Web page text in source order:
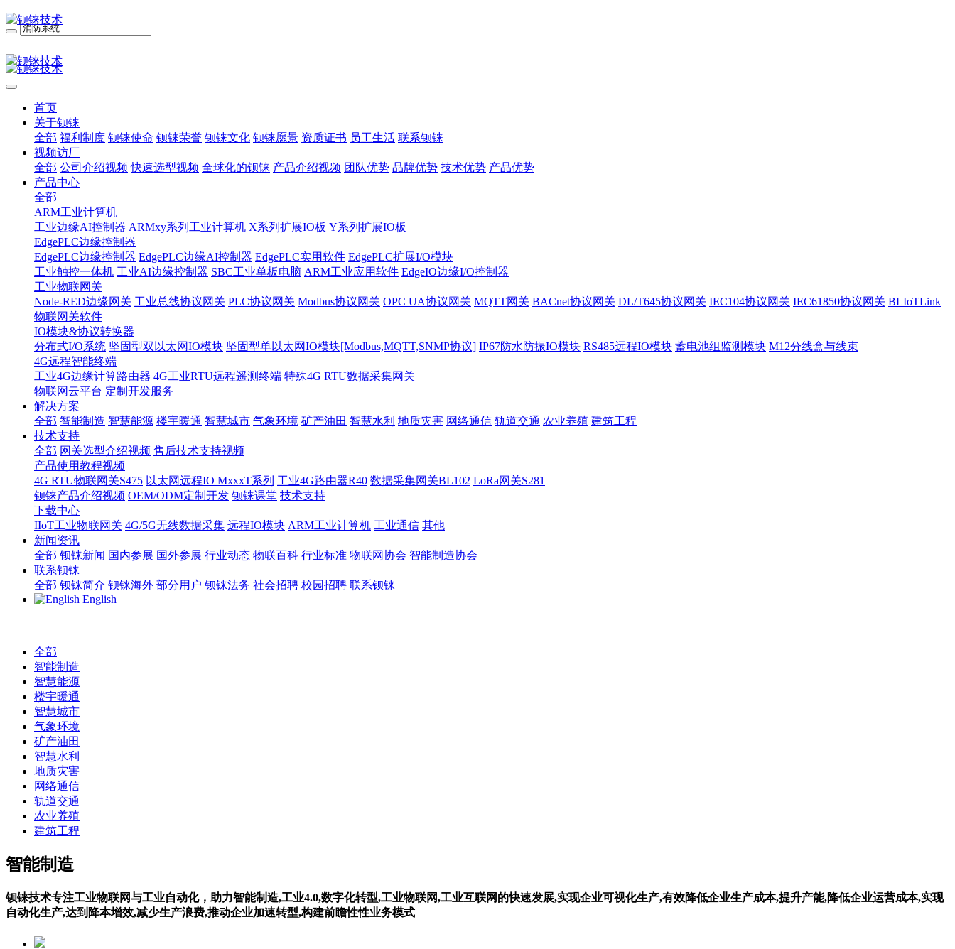
首页
关于钡铼
全部 福利制度 钡铼使命 钡铼荣誉 钡铼文化 钡铼愿景 资质证书 员工生活 联系钡铼
视频访厂
全部 公司介绍视频 快速选型视频 全球化的钡铼 产品介绍视频 团队优势 品牌优势 技术优势 产品优势
产品中心
全部
ARM工业计算机
工业边缘AI控制器 ARMxy系列工业计算机 X系列扩展IO板 Y系列扩展IO板
EdgePLC边缘控制器
EdgePLC边缘控制器 EdgePLC边缘AI控制器 EdgePLC实用软件 EdgePLC扩展I/O模块
工业触控一体机 工业AI边缘控制器 SBC工业单板电脑 ARM工业应用软件 EdgeIO边缘I/O控制器
工业物联网关
Node-RED边缘网关 工业总线协议网关 PLC协议网关 Modbus协议网关 OPC UA协议网关 MQTT网关 BACnet协议网关 DL/T645协议网关 IEC104协议网关 IEC61850协议网关 BLIoTLink
物联网关软件
IO模块&协议转换器
分布式I/O系统 坚固型双以太网IO模块 坚固型单以太网IO模块[Modbus,MQTT,SNMP协议] IP67防水防振IO模块 RS485远程IO模块 蓄电池组监测模块 M12分线盒与线束
4G远程智能终端
工业4G边缘计算路由器 4G工业RTU远程遥测终端 特殊4G RTU数据采集网关
物联网云平台 定制开发服务
解决方案
全部 智能制造 智慧能源 楼宇暖通 智慧城市 气象环境 矿产油田 智慧水利 地质灾害 网络通信 轨道交通 农业养殖 建筑工程
技术支持
全部 网关选型介绍视频 售后技术支持视频
产品使用教程视频
4G RTU物联网关S475 以太网远程IO MxxxT系列 工业4G路由器R40 数据采集网关BL102 LoRa网关S281
钡铼产品介绍视频 OEM/ODM定制开发 钡铼课堂 技术支持
下载中心
IIoT工业物联网关 4G/5G无线数据采集 远程IO模块 ARM工业计算机 工业通信 其他
新闻资讯
全部 钡铼新闻 国内参展 国外参展 行业动态 物联百科 行业标准 物联网协会 智能制造协会
联系钡铼
全部 钡铼简介 钡铼海外 部分用户 钡铼法务 社会招聘 校园招聘 联系钡铼
English
全部
智能制造
智慧能源
楼宇暖通
智慧城市
气象环境
矿产油田
智慧水利
地质灾害
网络通信
轨道交通
农业养殖
建筑工程
智能制造
钡铼技术专注工业物联网与工业自动化，助力智能制造,工业4.0,数字化转型,工业物联网,工业互联网的快速发展,实现企业可视化生产,有效降低企业生产成本,提升产能,降低企业运营成本,实现
自动化生产,达到降本增效,减少生产浪费,推动企业加速转型,构建前瞻性性业务模式